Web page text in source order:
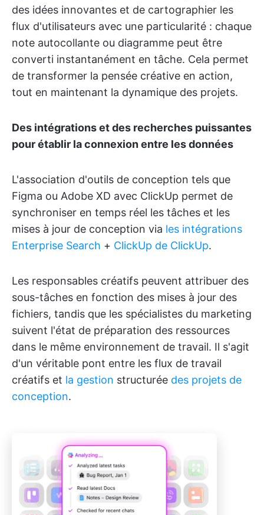
des idées innovantes et de cartographier les
flux d'utilisateurs avec une particularité : chaque
note autocollante ou diagramme peut être
converti instantanément en tâche. Cela permet
de transformer la pensée créative en action,
tout en maintenant la dynamique des projets.
Des intégrations et des recherches puissantes
pour établir la connexion entre les données
L'association d'outils de conception tels que
Figma ou Adobe XD avec ClickUp permet de
synchroniser en temps réel les tâches et les
mises à jour de conception via les intégrations
Enterprise Search + ClickUp de ClickUp.
Les responsables créatifs peuvent attribuer des
sous-tâches en fonction des mises à jour des
fichiers, tandis que les spécialistes du marketing
suivent l'état de préparation des ressources
dans le même environnement de travail. Il s'agit
d'un véritable pont entre les flux de travail
créatifs et la gestion structurée des projets de
conception.